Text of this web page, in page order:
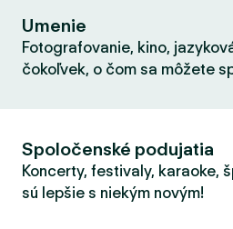
Umenie
Fotografovanie, kino,
čokoľvek, o čom sa môžete
Spoločenské podujatia
Koncerty, festivaly, karaoke,
sú lepšie s niekým novým!